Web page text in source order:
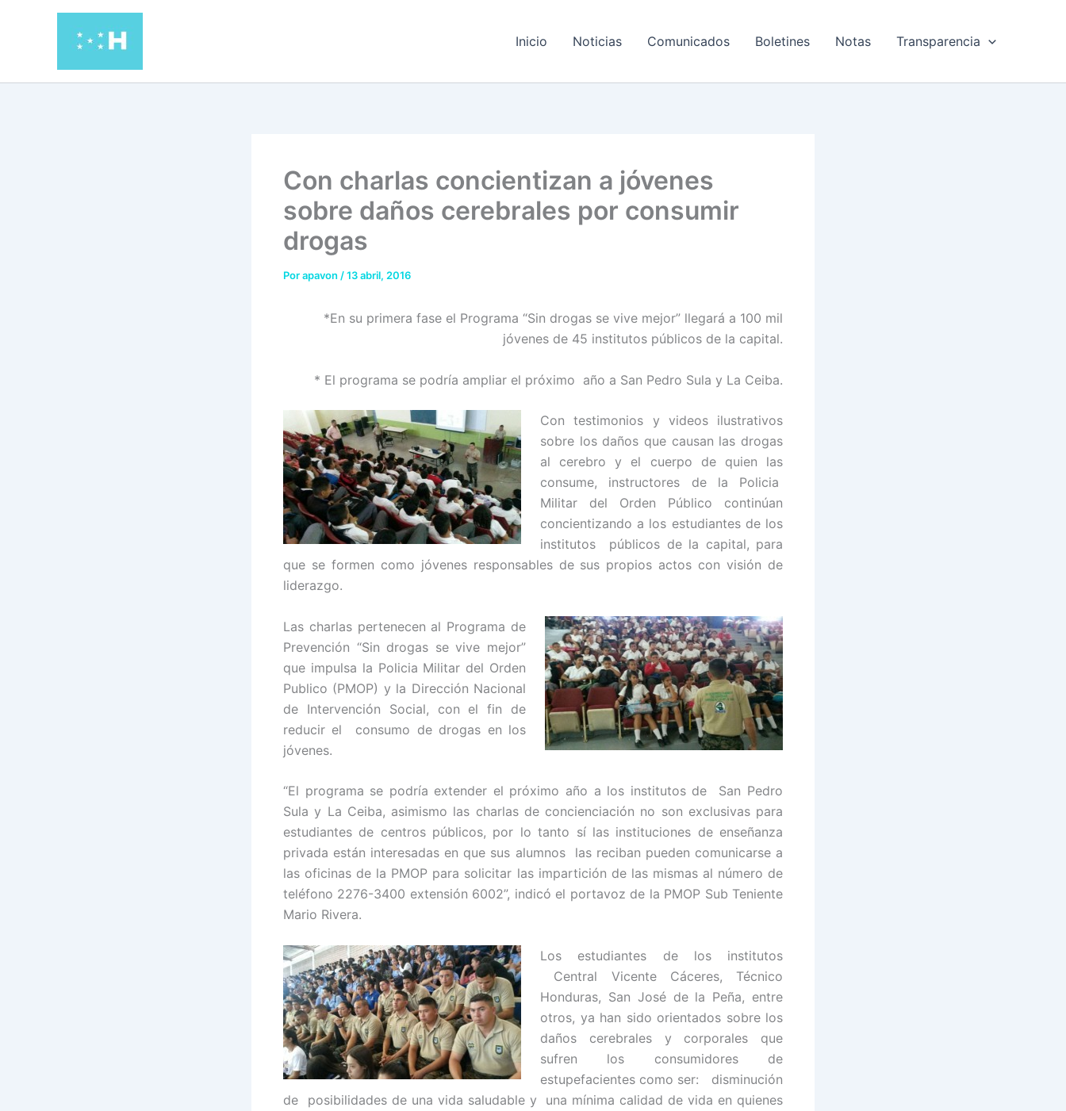
Inicio Noticias Comunicados Boletines Notas Transparencia
Con charlas concientizan a jóvenes
sobre daños cerebrales por consumir
drogas
Porapavon /13 abril, 2016
*En su primera fase el Programa “Sin drogas se vive mejor” llegará a 100 mil
jóvenes de 45 institutos públicos de la capital.
* El programa se podría ampliar el próximo año a San Pedro Sula y La Ceiba.
Con testimonios y videos ilustrativos
sobre los daños que causan las drogas
al cerebro y el cuerpo de quien las
consume, instructores de la Policia
Militar del Orden Público continúan
concientizando a los estudiantes de los
institutos públicos de la capital, para
que se formen como jóvenes responsables de sus propios actos con visión de
liderazgo.
Las charlas pertenecen al Programa de
Prevención “Sin drogas se vive mejor”
que impulsa la Policia Militar del Orden
Publico (PMOP) y la Dirección Nacional
de Intervención Social, con el fin de
reducir el consumo de drogas en los
jóvenes.
“El programa se podría extender el próximo año a los institutos de San Pedro
Sula y La Ceiba, asimismo las charlas de concienciación no son exclusivas para
estudiantes de centros públicos, por lo tanto sí las instituciones de enseñanza
privada están interesadas en que sus alumnos las reciban pueden comunicarse a
las oficinas de la PMOP para solicitar las impartición de las mismas al número de
teléfono 2276-3400 extensión 6002”, indicó el portavoz de la PMOP Sub Teniente
Mario Rivera.
Los estudiantes de los institutos
Central Vicente Cáceres, Técnico
Honduras, San José de la Peña, entre
otros, ya han sido orientados sobre los
daños cerebrales y corporales que
sufren los consumidores de
estupefacientes como ser: disminución
de posibilidades de una vida saludable y una mínima calidad de vida en quienes